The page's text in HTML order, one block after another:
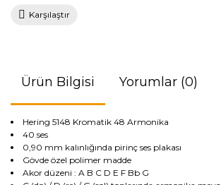
Karşılaştır
Ürün Bilgisi Yorumlar (0)
Hering 5148 Kromatik 48 Armonika
40 ses
0,90 mm kalınlığında pirinç ses plakası
Gövde özel polimer madde
Akor düzeni : A B C D E F Bb G